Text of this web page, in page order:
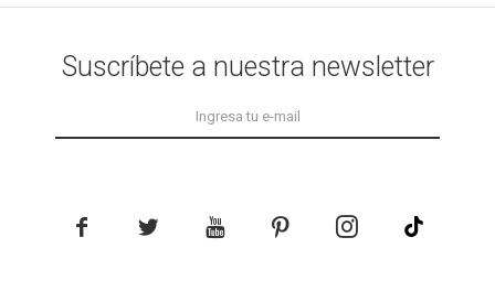
Suscríbete a nuestra newsletter
    